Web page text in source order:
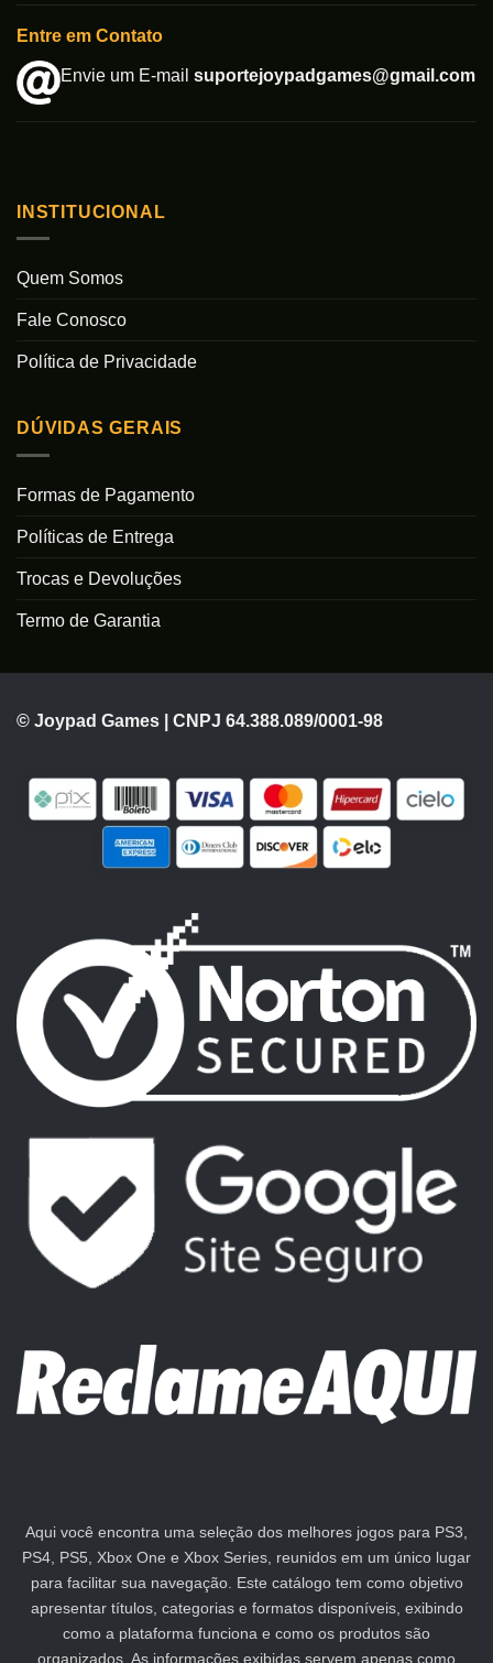
Entre em Contato
Envie um E-mail suportejoypadgames@gmail.com
INSTITUCIONAL
Quem Somos
Fale Conosco
Política de Privacidade
DÚVIDAS GERAIS
Formas de Pagamento
Políticas de Entrega
Trocas e Devoluções
Termo de Garantia
© Joypad Games | CNPJ 64.388.089/0001-98
Aqui você encontra uma seleção dos melhores jogos para PS3,
PS4, PS5, Xbox One e Xbox Series, reunidos em um único lugar
para facilitar sua navegação. Este catálogo tem como objetivo
apresentar títulos, categorias e formatos disponíveis, exibindo
como a plataforma funciona e como os produtos são
organizados. As informações exibidas servem apenas como